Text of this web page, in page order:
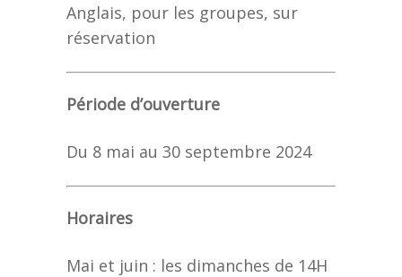
Anglais, pour les groupes, sur
réservation
Période d’ouverture
Du 8 mai au 30 septembre 2024
Horaires
Mai et juin : les dimanches de 14H